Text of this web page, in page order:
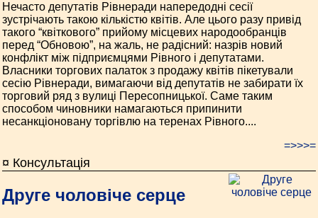
Нечасто депутатів Рівнеради напередодні сесії
зустрічають такою кількістю квітів. Але цього разу привід
такого “квіткового” прийому місцевих народообранців
перед “Обновою”, на жаль, не радісний: назрів новий
конфлікт між підприємцями Рівного і депутатами.
Власники торгових палаток з продажу квітів пікетували
сесію Рівнеради, вимагаючи від депутатів не забирати їх
торговий ряд з вулиці Пересопницької. Саме таким
способом чиновники намагаються припинити
несанкціоновану торгівлю на теренах Рівного....
=>>>=
¤ Консультація
Друге чоловіче серце